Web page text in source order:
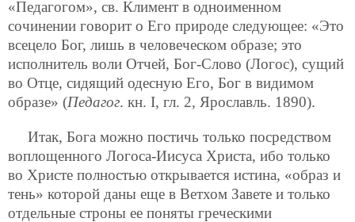
«Педагогом», св. Климент в одноименном
сочинении говорит о Его природе следующее: «Это
всецело Бог, лишь в человеческом образе; это
исполнитель воли Отчей, Бог-Слово (Логос), сущий
во Отце, сидящий одесную Его, Бог в видимом
образе» (Педагог. кн. I, гл. 2, Ярославль. 1890).
Итак, Бога можно постичь только посредством
воплощенного Логоса-Иисуса Христа, ибо только
во Христе полностью открывается истина, «образ и
тень» которой даны еще в Ветхом Завете и только
отдельные строны ее поняты греческими